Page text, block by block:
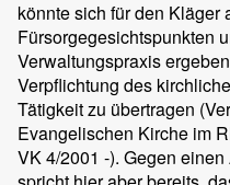
könnte sich für den Kläger
Fürsorgegesichtspunkten
Verwaltungspraxis
Verpflichtung des
Tätigkeit zu übertragen
Evangelischen Kirche im
VK 4/2001 -). Gegen